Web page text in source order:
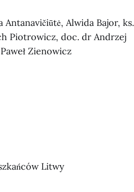
Alwida Bajor, ks.
Piotrowicz, doc. dr Andrzej
Zienowicz
Litwy